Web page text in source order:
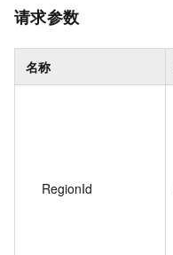
请求参数
名称
RegionId